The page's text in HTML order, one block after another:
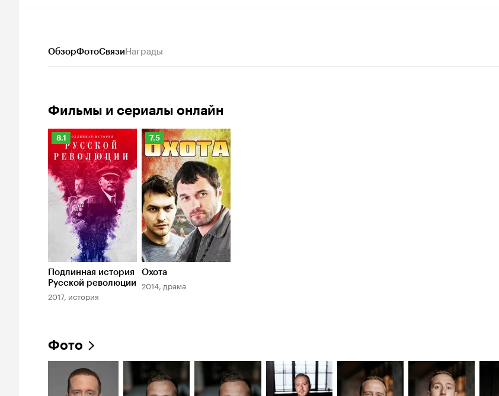
ОбзорФотоСвязиНаграды
Фильмы и сериалы онлайн
Рейтинг
Кинопоиска
8.1
8.1
Подлинная история
Русской революции
2017, история
Рейтинг
Кинопоиска
7.5
7.5
Охота
2014, драма
Фото